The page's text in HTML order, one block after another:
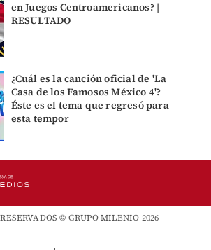
en Juegos Centroamericanos? |
RESULTADO
¿Cuál es la canción oficial de 'La
Casa de los Famosos México 4'?
Éste es el tema que regresó para
esta tempor
© GRUPO MILENIO 2026